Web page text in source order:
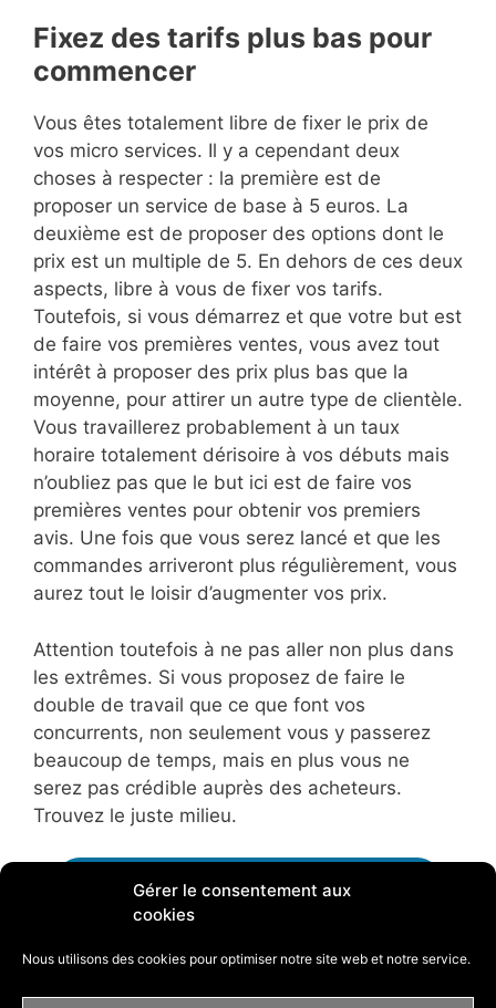
Gérer le consentement aux
cookies
Nous utilisons des cookies pour optimiser notre site web et notre service.
Fixez des tarifs plus bas pour
commencer
Vous êtes totalement libre de fixer le prix de
vos micro services. Il y a cependant deux
choses à respecter : la première est de
proposer un service de base à 5 euros. La
deuxième est de proposer des options dont le
prix est un multiple de 5. En dehors de ces deux
aspects, libre à vous de fixer vos tarifs.
Toutefois, si vous démarrez et que votre but est
de faire vos premières ventes, vous avez tout
intérêt à proposer des prix plus bas que la
moyenne, pour attirer un autre type de clientèle.
Vous travaillerez probablement à un taux
horaire totalement dérisoire à vos débuts mais
n’oubliez pas que le but ici est de faire vos
premières ventes pour obtenir vos premiers
avis. Une fois que vous serez lancé et que les
commandes arriveront plus régulièrement, vous
aurez tout le loisir d’augmenter vos prix.
Attention toutefois à ne pas aller non plus dans
les extrêmes. Si vous proposez de faire le
double de travail que ce que font vos
concurrents, non seulement vous y passerez
beaucoup de temps, mais en plus vous ne
serez pas crédible auprès des acheteurs.
Trouvez le juste milieu.
S’inscrire gratuitement sur 5euros.com
Répondez à toutes les